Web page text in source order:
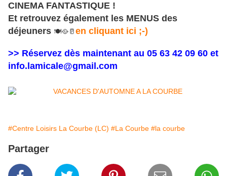
CINEMA FANTASTIQUE !
Et retrouvez également les MENUS des
déjeuners 🍽️​🥘​🥛​en cliquant ici ;-)
>> Réservez dès maintenant au 05 63 42 09 60 et
info.lamicale@gmail.com
#Centre Loisirs La Courbe (LC) #La Courbe #la courbe
Partager